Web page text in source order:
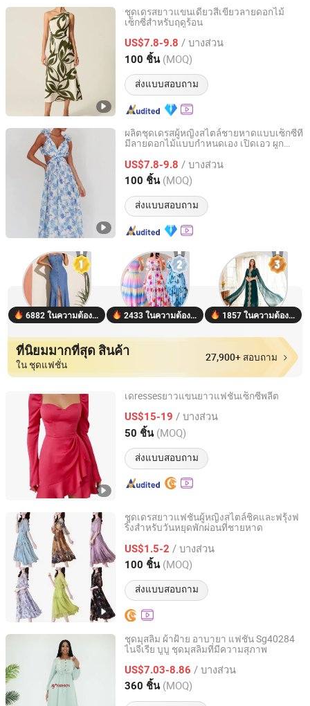
ชุดเดรสยาวแขนเดียวสีเขียวลายดอกไม้
เซ็กซี่สำหรับฤดูร้อน
US$7.8-9.8 / บางส่วน
100 ชิ้น (MOQ)
ส่งแบบสอบถาม
Dongguan Xiuyu Fashion Garment Co., Ltd.
Guangdong, China อัตราจาก 2025
ผลิตชุดเดรสผู้หญิงสไตล์ชายหาดแบบเซ็กซี่ที่
มีลายดอกไม้แบบกำหนดเอง เปิดเอว ผูก
US$7.8-9.8 / บางส่วน
100 ชิ้น (MOQ)
ส่งแบบสอบถาม
Dongguan Xiuyu Fashion Garment Co., Ltd.
Guangdong, China อัตราจาก 2025
6882 ในความต้องการ 2433 ในความต้องการ 1857 ในความต้องการ
ที่นิยมมากที่สุด สินค้า
ใน ชุดแฟชั่น
27,900+ สอบถาม
เดressesยาวแขนยาวแฟชั่นเซ็กซี่พลีต
US$15-19 / บางส่วน
50 ชิ้น (MOQ)
ส่งแบบสอบถาม
Dongguan Peizihua Clothing Co., Ltd.
Guangdong, China อัตราจาก 2023
ชุดเดรสยาวแฟชั่นผู้หญิงสไตล์ชิคและฟรุ้งฟ
ริ้งสำหรับวันหยุดพักผ่อนที่ชายหาด
US$1.5-2 / บางส่วน
100 ชิ้น (MOQ)
ส่งแบบสอบถาม
Guangzhou Zengcheng Yi lai Shun Garment Trading Co.,
Ltd
Guangdong, China
ชุดมุสลิม ผ้าฝ้าย อาบายา แฟชั่น Sg40284
ไนจีเรีย บูบู ชุดมุสลิมที่มีความสุภาพ
US$7.03-8.86 / บางส่วน
360 ชิ้น (MOQ)
AY COLLECTION FASHION CO., LTD.
Guangdong, China อัตราจาก 2019